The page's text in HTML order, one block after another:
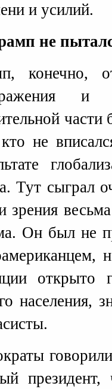
и усилий.
не
конечно,
и
части
не
Тут сыграл
зрения
Он был не
открыто
населения,